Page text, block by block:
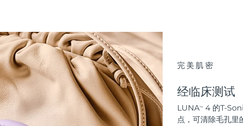
完美肌密
经临床测试
LUNATM 4 的T-
点，可清除毛孔里